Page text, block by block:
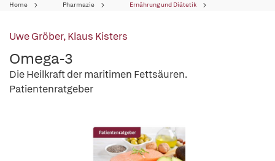
Home Pharmazie Ernährung und Diätetik
Uwe Gröber,Klaus Kisters
Omega-3
Die Heilkraft der maritimen Fettsäuren.
Patientenratgeber